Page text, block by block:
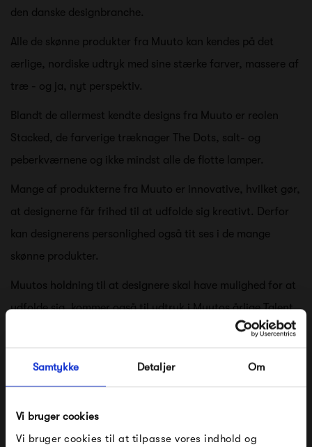
Samtykke Detaljer Om
Vi bruger cookies
Vi bruger cookies til at tilpasse vores indhold og
den danske designbranche.
Alle de skønne produkter fra Muuto kan kendes på det
ærlige, nordiske udtryk med sine stærke farver, massere af
træ - og ja, nyt perspektiv.
Blandt de allermest kendte designs fra Muuto er reolen
Stacked, de farverige træknager The Dots, salt- og
peberkværnene og ikke mindst alle de flotte lamper.
Mange af produkterne fra Muuto er innovative, hvilket gør,
at designerne får frihed til at udfolde sig kreativt. Derfor
kan designerens personlighed også tit ses i de mange
skønne produkter.
Muutos holdning til at designere skal have mulighed for at
udfolde sig, kommer også til udtryk i Muutos årlige Talent
Award. Her får unge designstuderende og nyuddannede
designere mulighed for at blive en del af Muutos sortiment,
da der kommer nogle rigtigt flotte designs ud af det.
Nerd-stol og den innovative Pull Lamp.